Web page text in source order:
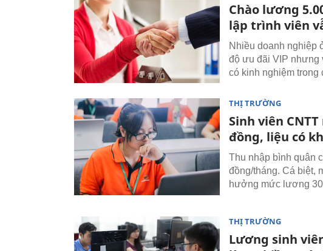
Chào lương
lập trình viên
Nhiều doanh nghiệp
độ ưu đãi VIP nhưng
có kinh nghiệm trong
THỊ TRƯỜNG
Sinh viên
đồng, liệu có
Thu nhập bình quân
đồng/tháng. Cá biệt,
hưởng mức lương
THỊ TRƯỜNG
Lương sinh